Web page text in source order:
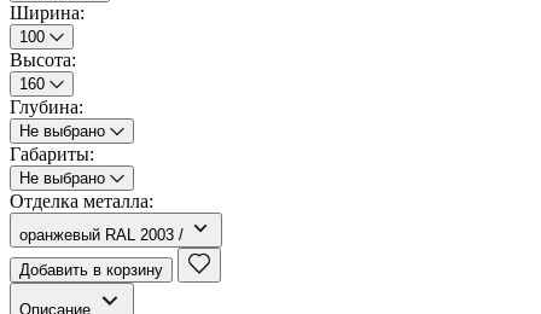
Ширина:
100
Высота:
160
Глубина:
Не выбрано
Габариты:
Не выбрано
Отделка металла:
оранжевый RAL 2003 /
Добавить в корзину
Описание